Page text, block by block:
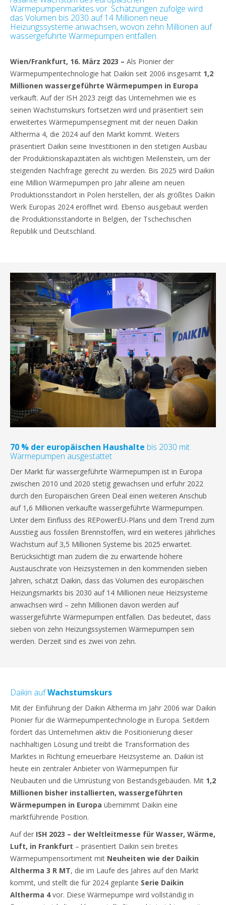
Wärmepumpenmarktes vor. Schätzungen zufolge wird
das Volumen bis 2030 auf 14 Millionen neue
Heizungssysteme anwachsen, wovon zehn Millionen auf
wassergeführte Wärmepumpen entfallen.
Wien/Frankfurt, 16. März 2023 – Als Pionier der
Wärmepumpentechnologie hat Daikin seit 2006 insgesamt 1,2
Millionen wassergeführte Wärmepumpen in Europa
verkauft. Auf der ISH 2023 zeigt das Unternehmen wie es
seinen Wachstumskurs fortsetzen wird und präsentiert sein
erweitertes Wärmepumpensegment mit der neuen Daikin
Altherma 4, die 2024 auf den Markt kommt. Weiters
präsentiert Daikin seine Investitionen in den stetigen Ausbau
der Produktionskapazitäten als wichtigen Meilenstein, um der
steigenden Nachfrage gerecht zu werden. Bis 2025 wird Daikin
eine Million Wärmepumpen pro Jahr alleine am neuen
Produktionsstandort in Polen herstellen, der als größtes Daikin
Werk Europas 2024 eröffnet wird. Ebenso ausgebaut werden
die Produktionsstandorte in Belgien, der Tschechischen
Republik und Deutschland.
70 % der europäischen Haushalte bis 2030 mit
Wärmepumpen ausgestattet
Der Markt für wassergeführte Wärmepumpen ist in Europa
zwischen 2010 und 2020 stetig gewachsen und erfuhr 2022
durch den Europäischen Green Deal einen weiteren Anschub
auf 1,6 Millionen verkaufte wassergeführte Wärmepumpen.
Unter dem Einfluss des REPowerEU-Plans und dem Trend zum
Ausstieg aus fossilen Brennstoffen, wird ein weiteres jährliches
Wachstum auf 3,5 Millionen Systeme bis 2025 erwartet.
Berücksichtigt man zudem die zu erwartende höhere
Austauschrate von Heizsystemen in den kommenden sieben
Jahren, schätzt Daikin, dass das Volumen des europäischen
Heizungsmarkts bis 2030 auf 14 Millionen neue Heizsysteme
anwachsen wird – zehn Millionen davon werden auf
wassergeführte Wärmepumpen entfallen. Das bedeutet, dass
sieben von zehn Heizungssystemen Wärmepumpen sein
werden. Derzeit sind es zwei von zehn.
Daikin aufWachstumskurs
Mit der Einführung der Daikin Altherma im Jahr 2006 war Daikin
Pionier für die Wärmepumpentechnologie in Europa. Seitdem
fördert das Unternehmen aktiv die Positionierung dieser
nachhaltigen Lösung und treibt die Transformation des
Marktes in Richtung erneuerbare Heizsysteme an. Daikin ist
heute ein zentraler Anbieter von Wärmepumpen für
Neubauten und die Umrüstung von Bestandsgebäuden. Mit 1,2
Millionen bisher installierten, wassergeführten
Wärmepumpen in Europa übernimmt Daikin eine
marktführende Position.
Auf der ISH 2023 – der Weltleitmesse für Wasser, Wärme,
Luft, in Frankfurt – präsentiert Daikin sein breites
Wärmepumpensortiment mit Neuheiten wie der Daikin
Altherma 3 R MT, die im Laufe des Jahres auf den Markt
kommt, und stellt die für 2024 geplante Serie Daikin
Altherma 4vor. Diese Wärmepumpe wird vollständig in